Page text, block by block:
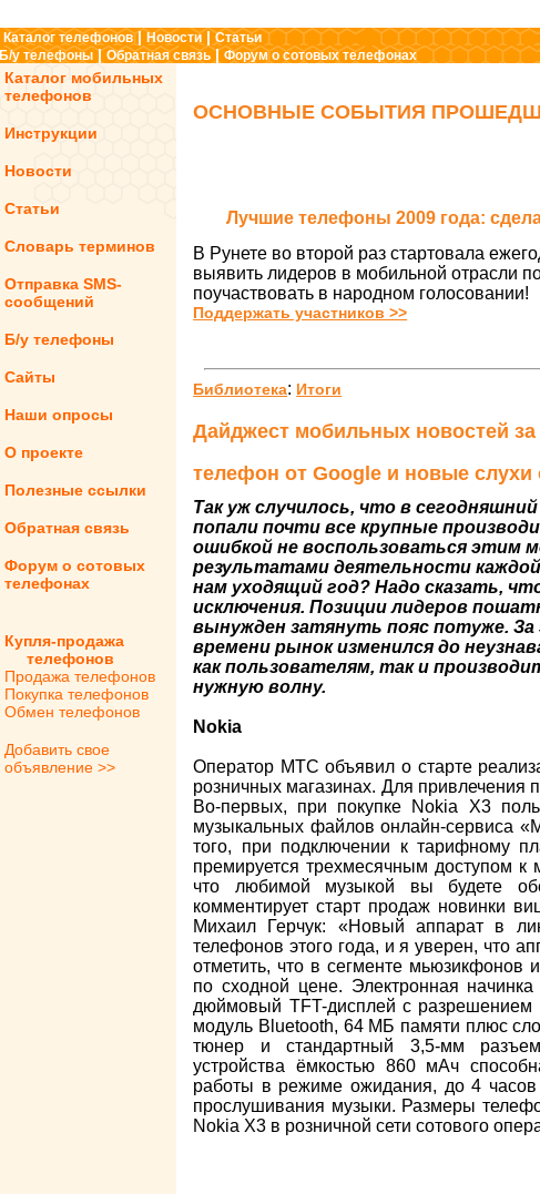
Каталог телефонов|Новости|Статьи
Б/у телефоны|Обратная связь|Форум о сотовых телефонах
Каталог мобильных
телефонов
Инструкции
Новости
Статьи
Словарь терминов
Отправка SMS-
сообщений
Б/у телефоны
Сайты
Наши опросы
О проекте
Полезные ссылки
Обратная связь
Форум о сотовых
телефонах
Купля-продажа
телефонов
Продажа телефонов
Покупка телефонов
Обмен телефонов
Добавить свое
объявление >>
ОСНОВНЫЕ СОБЫТИЯ
Лучшие телефоны 2009 года:
В Рунете во второй раз стартовала
выявить лидеров в мобильной отрасли
поучаствовать в народном голосовании!
Поддержать участников >>
Библиотека: Итоги
Дайджест мобильных новостей
телефон от Google и новые слухи
Так уж случилось, что в
попали почти все крупные
ошибкой не воспользоваться этим
результатами деятельности
нам уходящий год? Надо сказать,
исключения. Позиции лидеров
вынужден затянуть пояс потуже.
времени рынок изменился до
как пользователям, так и
нужную волну.
Nokia
Оператор МТС объявил о старте
розничных магазинах. Для привлечения
Во-первых, при покупке Nokia Х3
музыкальных файлов онлайн-сервиса
того, при подключении к тарифному
премируется трехмесячным доступом
что любимой музыкой вы будете
комментирует старт продаж новинки
Михаил Герчук: «Новый аппарат в
телефонов этого года, и я уверен, что
отметить, что в сегменте мьюзикфонов
по сходной цене. Электронная
дюймовый TFT-дисплей с
модуль Bluetooth, 64 MБ памяти плюс
тюнер и стандартный 3,5-мм
устройства ёмкостью 860 мАч
работы в режиме ожидания, до 4
прослушивания музыки. Размеры
Nokia Х3 в розничной сети сотового